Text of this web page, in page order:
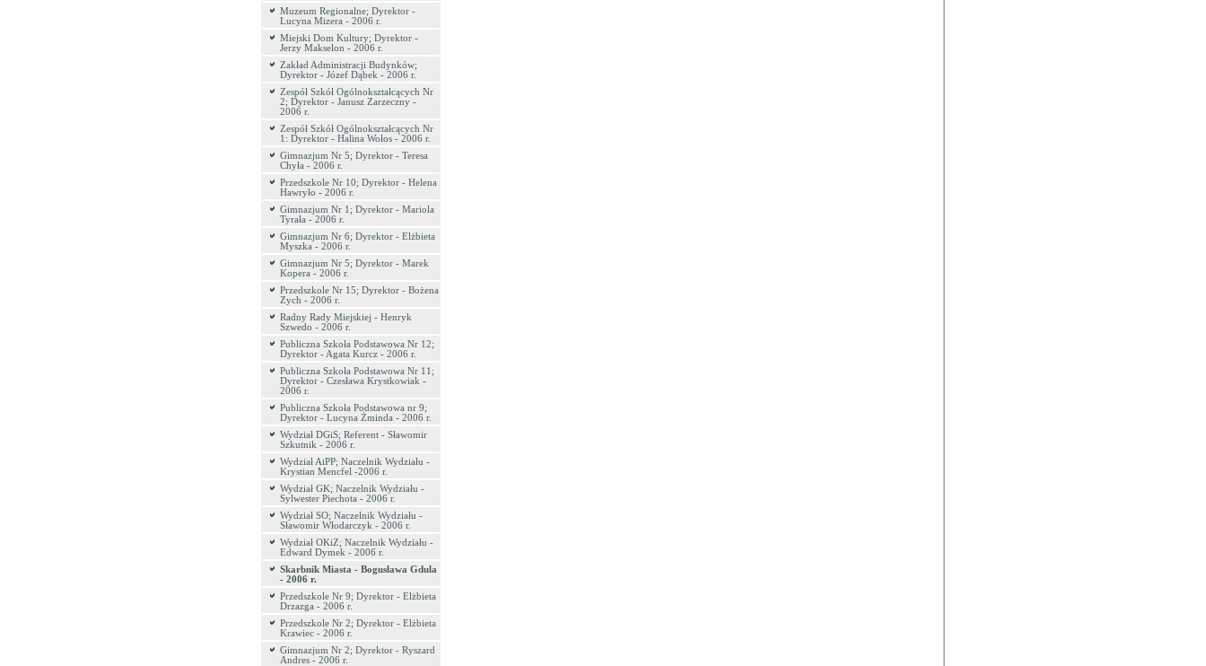
Muzeum Regionalne; Dyrektor -
Lucyna Mizera - 2006 r.
Miejski Dom Kultury; Dyrektor -
Jerzy Makselon - 2006 r.
Zakład Administracji Budynków;
Dyrektor - Józef Dąbek - 2006 r.
Zespół Szkół Ogólnokształcących Nr
2; Dyrektor - Janusz Zarzeczny -
2006 r.
Zespół Szkół Ogólnokształcących Nr
1: Dyrektor - Halina Wołos - 2006 r.
Gimnazjum Nr 5; Dyrektor - Teresa
Chyła - 2006 r.
Przedszkole Nr 10; Dyrektor - Helena
Hawryło - 2006 r.
Gimnazjum Nr 1; Dyrektor - Mariola
Tyrała - 2006 r.
Gimnazjum Nr 6; Dyrektor - Elżbieta
Myszka - 2006 r.
Gimnazjum Nr 5; Dyrektor - Marek
Kopera - 2006 r.
Przedszkole Nr 15; Dyrektor - Bożena
Zych - 2006 r.
Radny Rady Miejskiej - Henryk
Szwedo - 2006 r.
Publiczna Szkoła Podstawowa Nr 12;
Dyrektor - Agata Kurcz - 2006 r.
Publiczna Szkoła Podstawowa Nr 11;
Dyrektor - Czesława Krystkowiak -
2006 r.
Publiczna Szkoła Podstawowa nr 9;
Dyrektor - Lucyna Żminda - 2006 r.
Wydział DGiS; Referent - Sławomir
Szkutnik - 2006 r.
Wydział AiPP; Naczelnik Wydziału -
Krystian Mencfel -2006 r.
Wydział GK; Naczelnik Wydziału -
Sylwester Piechota - 2006 r.
Wydział SO; Naczelnik Wydziału -
Sławomir Włodarczyk - 2006 r.
Wydział OKiZ; Naczelnik Wydziału -
Edward Dymek - 2006 r.
Skarbnik Miasta - Bogusława Gdula
- 2006 r.
Przedszkole Nr 9; Dyrektor - Elżbieta
Drzazga - 2006 r.
Przedszkole Nr 2; Dyrektor - Elżbieta
Krawiec - 2006 r.
Gimnazjum Nr 2; Dyrektor - Ryszard
Andres - 2006 r.